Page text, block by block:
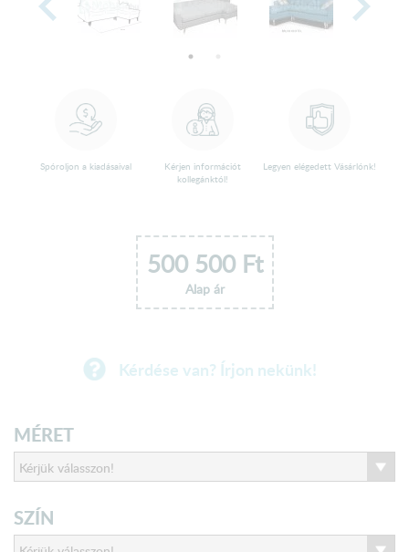
Spóroljon a kiadásaival
Kérjen információt
kollegánktól!
Legyen elégedett Vásárlónk!
500 500Ft
Alap ár
Kérdése van? Írjon nekünk!
MÉRET
SZÍN